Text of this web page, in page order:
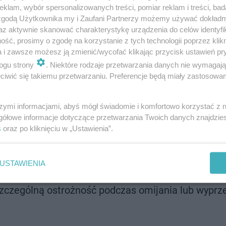
z niej muszą znać i stosować
hulajnóg:
kartę rowerową do kierowania hulajnogą
przede wszystkim z drogi dla rowerów
– z prędkością zbliżoną do pieszego i
czy przedmiotów utrudniających
trzymania go w ręku podczas jazdy,
ostrożność podczas omijania lub
wybór spersonalizowanych treści, pomiar reklam i treści,
Użytkownika my i Zaufani Partnerzy możemy używać
aktywnie skanować charakterystykę urządzenia do celów
prosimy o zgodę na korzystanie z tych technologii poprzez
i zawsze możesz ją zmienić/wycofać klikając przycisk ustawień
strony
. Niektóre rodzaje przetwarzania danych nie
się takiemu przetwarzaniu. Preferencje będą miały
informacjami, abyś mógł świadomie i komfortowo korzystać z
informacje dotyczące przetwarzania Twoich danych
oraz po kliknięciu w „Ustawienia”.
USTAWIENIA